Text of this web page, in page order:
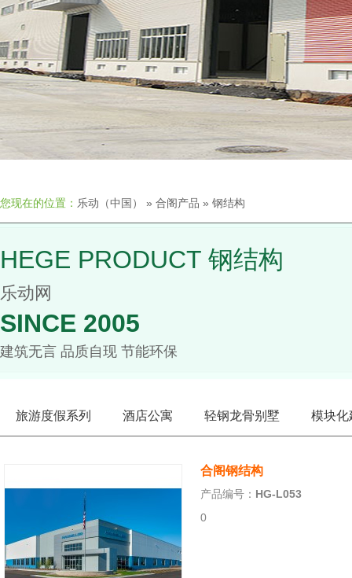
您现在的位置： 乐动（中国） » 合阁产品 » 钢结构
HEGE PRODUCT 钢结构
乐动网
SINCE 2005
建筑无言 品质自现 节能环保
旅游度假系列 酒店公寓 轻钢龙骨别墅 模块化
合阁钢结构
产品编号： HG-L053
0